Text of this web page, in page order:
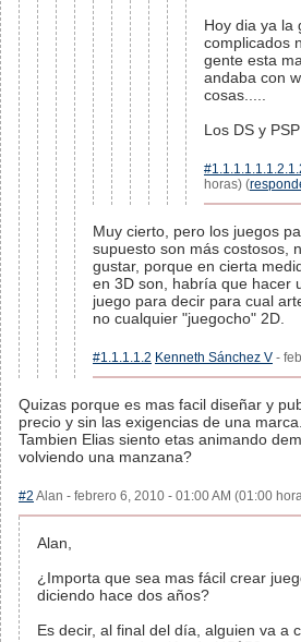
Hoy dia ya la
complicados
gente esta
andaba con
cosas.....
Los DS y
horas) (
Muy cierto, pero los juegos
supuesto son más costosos,
gustar, porque en cierta
en 3D son, habría que hacer
juego para decir para cual
no cualquier "juegocho" 2D.
#1.1.1.1.2 Kenneth Sánchez V -
Quizas porque es mas facil diseñar y
precio y sin las exigencias de una
Tambien Elias siento etas animando
volviendo una manzana?
#2 Alan - febrero 6, 2010 - 01:00 AM (01:00
Alan,
¿Importa que sea mas fácil crear
diciendo hace dos años?
Es decir, al final del día, alguien va a